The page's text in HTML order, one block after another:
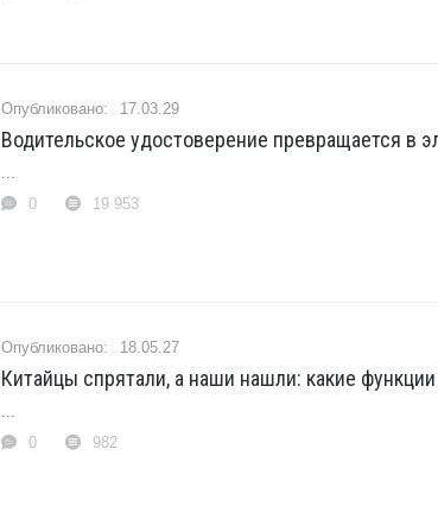
17.03.29
Водительское удостоверение превращается в
...
0
19 953
18.05.27
Китайцы спрятали, а наши нашли: какие
...
0
982